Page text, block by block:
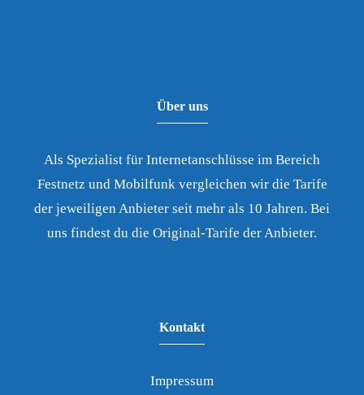
Über uns
Als Spezialist für Internetanschlüsse im Bereich
Festnetz und Mobilfunk vergleichen wir die Tarife
der jeweiligen Anbieter seit mehr als 10 Jahren. Bei
uns findest du die Original-Tarife der Anbieter.
Kontakt
Impressum